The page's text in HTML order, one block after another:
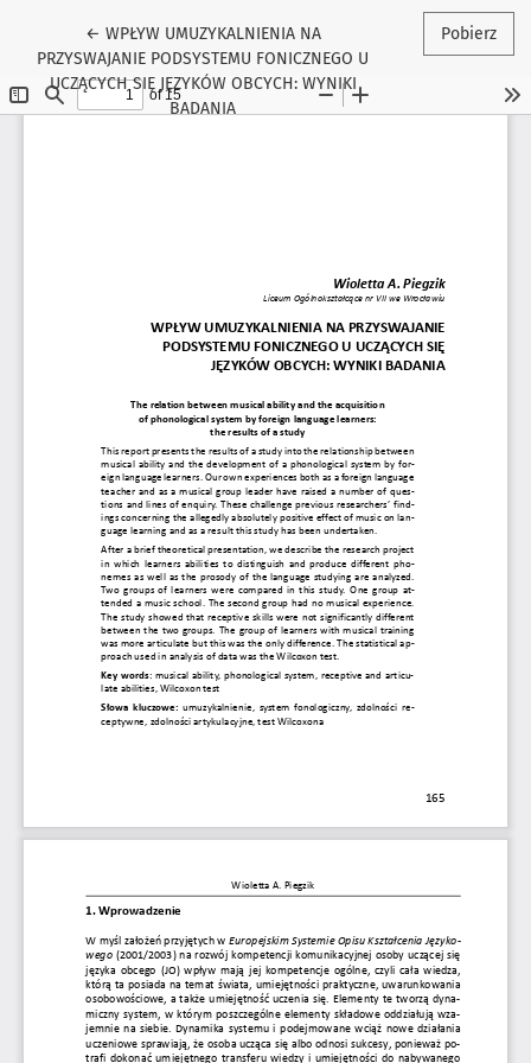
← Wróć do szczegółów artykułu
WPŁYW UMUZYKALNIENIA NA
PRZYSWAJANIE PODSYSTEMU FONICZNEGO U
UCZĄCYCH SIĘ JĘZYKÓW OBCYCH: WYNIKI
BADANIA
Pobierz